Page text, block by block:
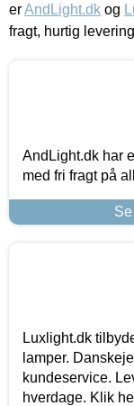
erAndLight.dk og
fragt, hurtig
AndLight.dk har
med fri fragt på
Luxlight.dk
lamper.
kundeservice.
hverdage. Klik